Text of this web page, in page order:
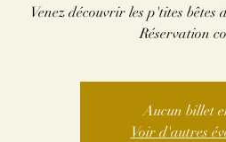
Venez découvrir les p'tites
Réservation
Aucun billet
Voir d'autres